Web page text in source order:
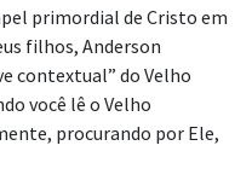
primordial de Cristo em
filhos, Anderson
contextual” do Velho
você lê o Velho
procurando por Ele,